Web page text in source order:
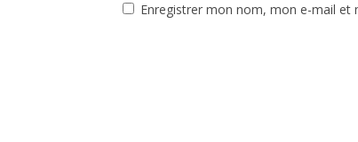
Enregistrer mon nom, mon e-mail et